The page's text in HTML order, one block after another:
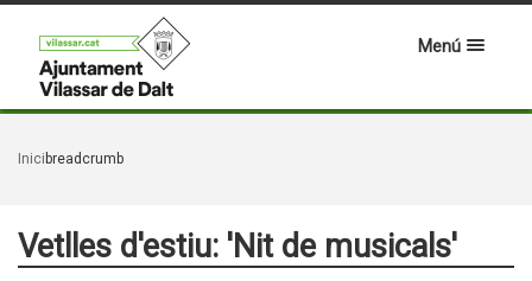
Menú
Inici breadcrumb
Vetlles d'estiu: 'Nit de musicals'